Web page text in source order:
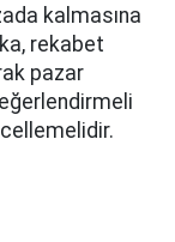
kalmasına
rekabet
pazar